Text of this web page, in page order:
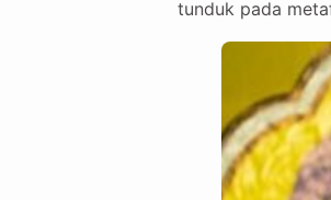
tunduk pada